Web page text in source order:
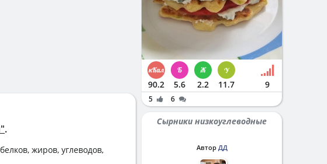
.
жиров, углеводов,
90.2 5.6 2.2 11.7 9
5 6
Сырники низкоуглеводные
Автор ДД